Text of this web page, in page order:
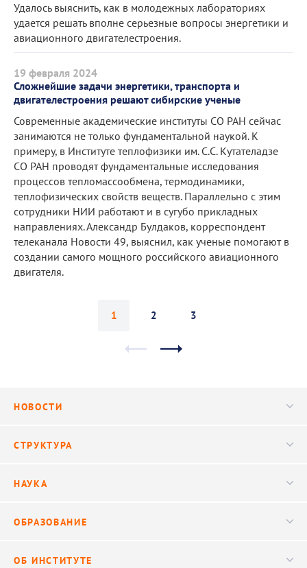
Удалось выяснить, как в молодежных лабораториях
удается решать вполне серьезные вопросы энергетики и
авиационного двигателестроения.
19 февраля 2024
Сложнейшие задачи энергетики, транспорта и
двигателестроения решают сибирские ученые
Современные академические институты СО РАН сейчас
занимаются не только фундаментальной наукой. К
примеру, в Институте теплофизики им. С.С. Кутателадзе
СО РАН проводят фундаментальные исследования
процессов тепломассообмена, термодинамики,
теплофизических свойств веществ. Параллельно с этим
сотрудники НИИ работают и в сугубо прикладных
направлениях. Александр Булдаков, корреспондент
телеканала Новости 49, выяснил, как ученые помогают в
создании самого мощного российского авиационного
двигателя.
1 2 3
НОВОСТИ
Видео
СТРУКТУРА
Научные подразделения
НАУКА
Исследования
ОБРАЗОВАНИЕ
ОБ ИНСТИТУТЕ